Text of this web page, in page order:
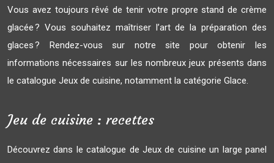
Vous avez toujours rêvé de tenir votre propre stand de crème
glacée ? Vous souhaitez maîtriser l’art de la préparation des
glaces ? Rendez-vous sur notre site pour obtenir les
informations nécessaires sur les nombreux jeux présents dans
le catalogue Jeux de cuisine, notamment la catégorie Glace.
Jeu de cuisine : recettes
Découvrez dans le catalogue de Jeux de cuisine un large panel